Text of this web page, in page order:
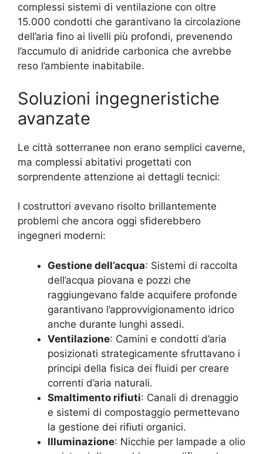
complessi sistemi di ventilazione con oltre
15.000 condotti che garantivano la circolazione
dell’aria fino ai livelli più profondi, prevenendo
l’accumulo di anidride carbonica che avrebbe
reso l’ambiente inabitabile.
Soluzioni ingegneristiche
avanzate
Le città sotterranee non erano semplici caverne,
ma complessi abitativi progettati con
sorprendente attenzione ai dettagli tecnici:
I costruttori avevano risolto brillantemente
problemi che ancora oggi sfiderebbero
ingegneri moderni:
Gestione dell’acqua: Sistemi di raccolta
dell’acqua piovana e pozzi che
raggiungevano falde acquifere profonde
garantivano l’approvvigionamento idrico
anche durante lunghi assedi.
Ventilazione: Camini e condotti d’aria
posizionati strategicamente sfruttavano i
principi della fisica dei fluidi per creare
correnti d’aria naturali.
Smaltimento rifiuti: Canali di drenaggio
e sistemi di compostaggio permettevano
la gestione dei rifiuti organici.
Illuminazione: Nicchie per lampade a olio